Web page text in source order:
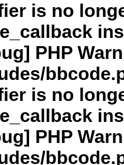
is no
PHP
is no
PHP